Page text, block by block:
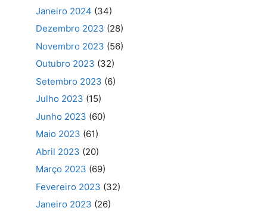
Janeiro 2024 (34)
Dezembro 2023 (28)
Novembro 2023 (56)
Outubro 2023 (32)
Setembro 2023 (6)
Julho 2023 (15)
Junho 2023 (60)
Maio 2023 (61)
Abril 2023 (20)
Março 2023 (69)
Fevereiro 2023 (32)
Janeiro 2023 (26)